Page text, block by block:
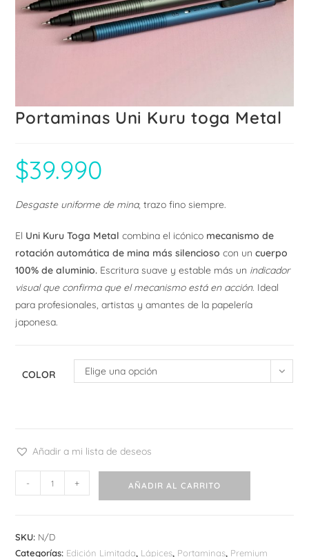
Portaminas Uni Kuru toga Metal
$39.990
Desgaste uniforme de mina, trazo fino siempre.
El Uni Kuru Toga Metal combina el icónico mecanismo de
rotación automática de mina más silencioso con uncuerpo
100% de aluminio. Escritura suave y estable más un indicador
visual que confirma que el mecanismo está en acción. Ideal
para profesionales, artistas y amantes de la papelería
japonesa.
COLOR Elige una opción
Añadir a mi lista de deseos
Portaminas
Uni
Metal
- + AÑADIR AL CARRITO
SKU: N/D
Categorías: Edición Limitada, Lápices, Portaminas, Premium